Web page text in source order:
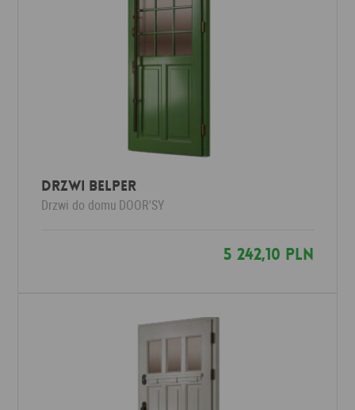
Drzwi BELPER
Drzwi do domu DOOR'SY
5 242,10 PLN